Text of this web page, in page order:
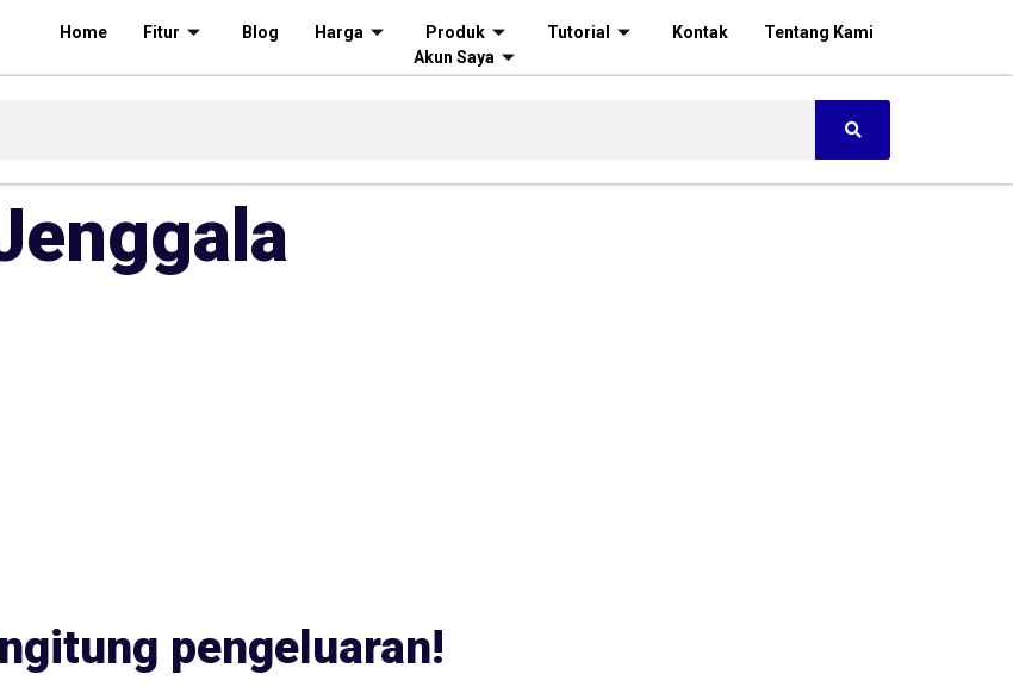
Home Fitur Blog Harga Produk Tutorial Kontak
Tentang Kami
Akun Saya
ngitung pengeluaran!